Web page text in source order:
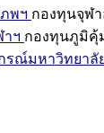
พฯ กองทุนจุฬ
ฯ กองทุนภูมิคุ้
รณ์มหาวิทยาลั